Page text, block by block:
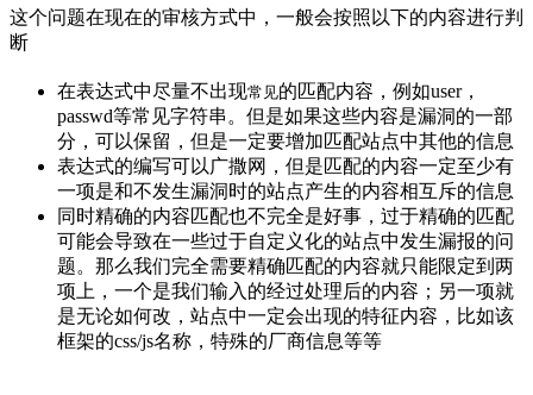
这个问题在现在的审核方式中，一般会按照以下的内容进行判
断
在表达式中尽量不出现常见的匹配内容，例如user，
passwd等常见字符串。但是如果这些内容是漏洞的一部
分，可以保留，但是一定要增加匹配站点中其他的信息
表达式的编写可以广撒网，但是匹配的内容一定至少有
一项是和不发生漏洞时的站点产生的内容相互斥的信息
同时精确的内容匹配也不完全是好事，过于精确的匹配
可能会导致在一些过于自定义化的站点中发生漏报的问
题。那么我们完全需要精确匹配的内容就只能限定到两
项上，一个是我们输入的经过处理后的内容；另一项就
是无论如何改，站点中一定会出现的特征内容，比如该
框架的css/js名称，特殊的厂商信息等等